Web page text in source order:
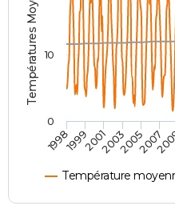
Destinations
City break
Voyage nature
Voyage de noces
Forum
Climat
PHOTO
GUIDES D'ACHAT
BONS PLANS
CARTE DE VOEUX
Carte de Noël
Carte Bonne année
Carte Saint-Valentin
Carte Pâques
Carte d'anniversaire
DICTIONNAIRE
Dictionnaire
Biographies
Citations
Expressions
Proverbes
PROGRAMME TVTempérature
199819992001200320052007
0
10